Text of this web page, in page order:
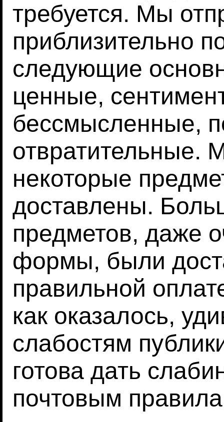
требуется. Мы
приблизительно
следующие
ценные,
бессмысленные,
отвратительные.
некоторые
доставлены.
предметов, даже
формы, были
правильной
как оказалось,
слабостям
готова дать
почтовым